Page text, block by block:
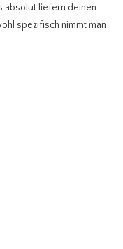
absolut liefern deinen
spezifisch nimmt man